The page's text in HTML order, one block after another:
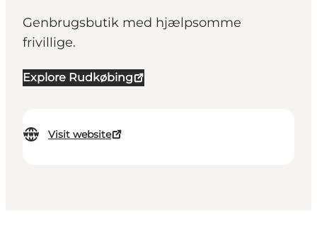
Genbrugsbutik med hjælpsomme
frivillige.
Explore Rudkøbing
Visit website